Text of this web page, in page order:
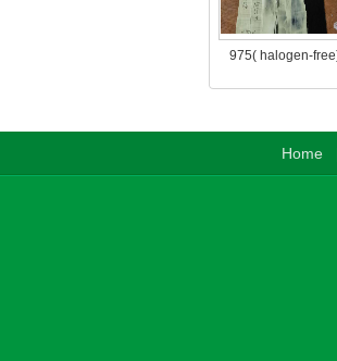
975( halogen-
Home